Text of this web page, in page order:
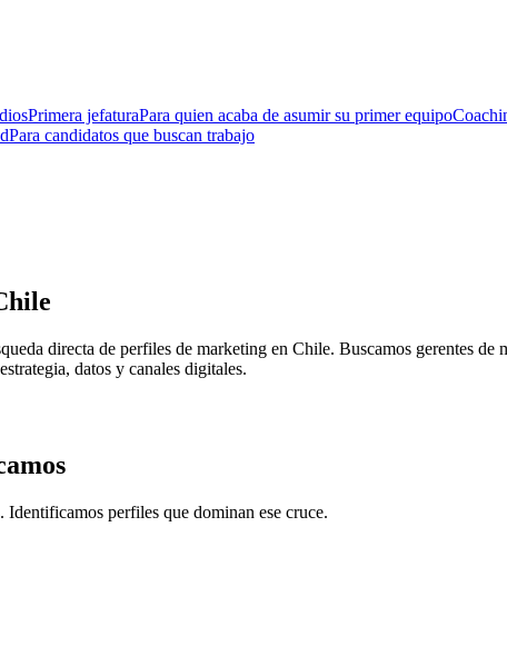
Primera jefaturaPara quien acaba de asumir su primer equipo
Para candidatos que buscan trabajo
directa de perfiles de marketing en Chile. Buscamos gerentes
datos y canales digitales.
perfiles que dominan ese cruce.